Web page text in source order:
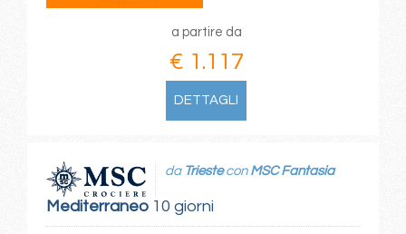
a partire da
€ 1.117
DETTAGLI
Mediterraneo10 giorni
da Triestecon MSC Fantasia